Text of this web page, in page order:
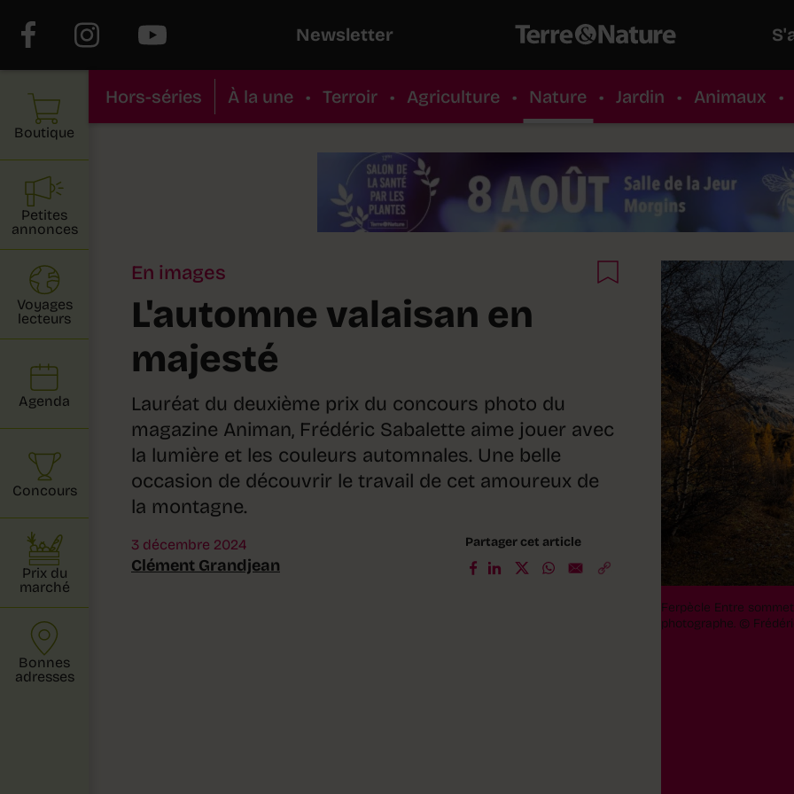
Newsletter
Hors-séries À la une • Terroir • Agriculture • Nature • Jardin • Animaux •
En images
L'automne valaisan en
majesté
Lauréat du deuxième prix du concours photo du
magazine Animan, Frédéric Sabalette aime jouer avec
la lumière et les couleurs automnales. Une belle
occasion de découvrir le travail de cet amoureux de
la montagne.
3 décembre 2024
Clément Grandjean
Partager cet article
Ferpècle Entre
photographe. ©
Boutique
Petites
annonces
Voyages
lecteurs
Agenda
Concours
Prix du
marché
Bonnes
adresses